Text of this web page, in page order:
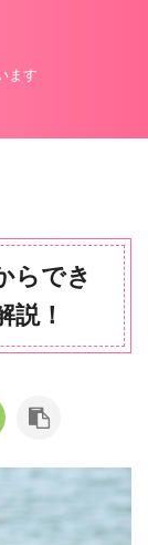
ます
らでき
説！